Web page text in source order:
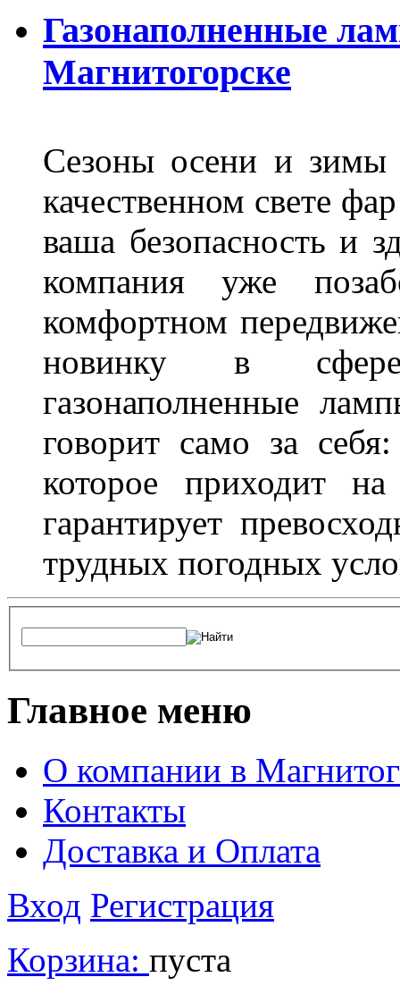
Газонаполненные
Магнитогорске
Сезоны осени и зимы
качественном свете
ваша безопасность и
компания уже
комфортном
новинку в
газонаполненные
говорит само за
которое приходит
гарантирует
трудных погодных
Главное меню
О компании в
Контакты
Доставка и Оплата
Вход Регистрация
Корзина: пуста